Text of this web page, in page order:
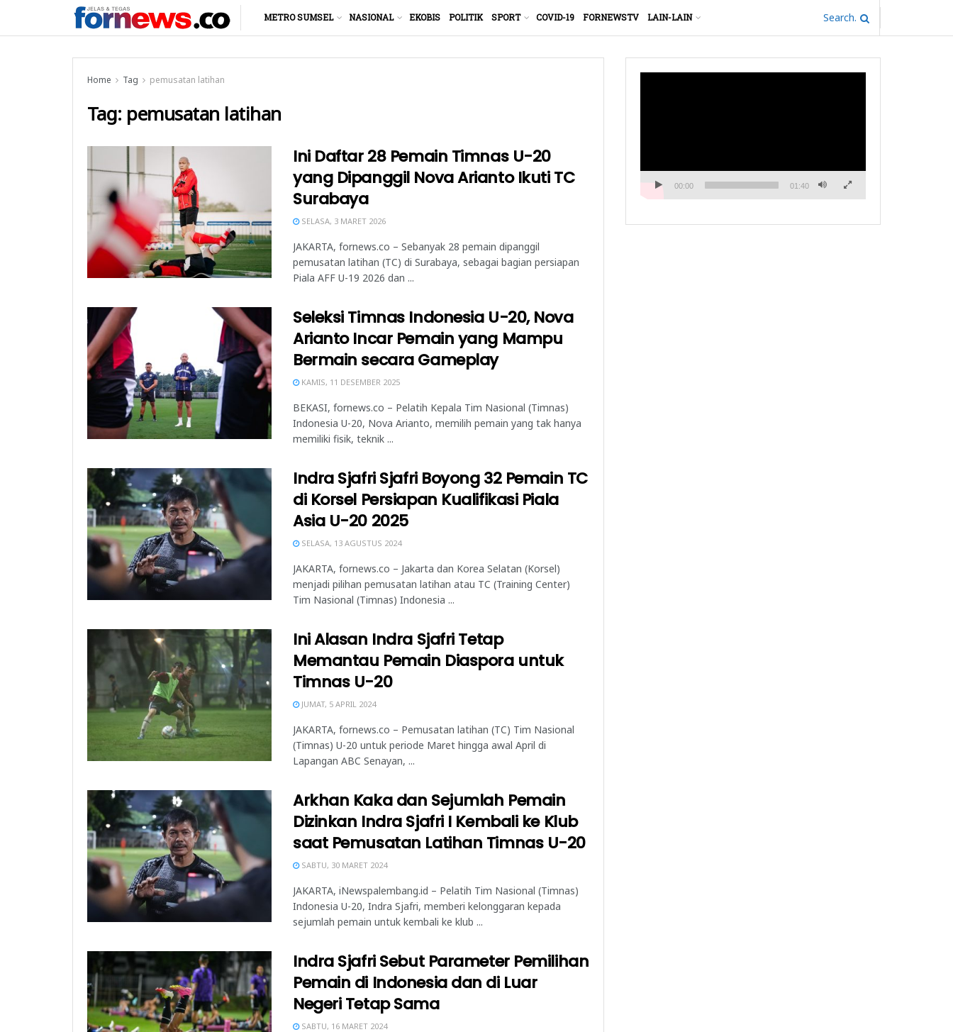
METRO SUMSEL NASIONAL EKOBIS POLITIK SPORT COVID-19 FORNEWSTV LAIN-LAIN
Home Tag pemusatan latihan
Tag: pemusatan latihan
Ini Daftar 28 Pemain Timnas U-20
yang Dipanggil Nova Arianto Ikuti TC
Surabaya
SELASA, 3 MARET 2026
JAKARTA, fornews.co – Sebanyak 28 pemain dipanggil
pemusatan latihan (TC) di Surabaya, sebagai bagian persiapan
Piala AFF U-19 2026 dan ...
Seleksi Timnas Indonesia U-20, Nova
Arianto Incar Pemain yang Mampu
Bermain secara Gameplay
KAMIS, 11 DESEMBER 2025
BEKASI, fornews.co – Pelatih Kepala Tim Nasional (Timnas)
Indonesia U-20, Nova Arianto, memilih pemain yang tak hanya
memiliki fisik, teknik ...
Indra Sjafri Sjafri Boyong 32 Pemain TC
di Korsel Persiapan Kualifikasi Piala
Asia U-20 2025
SELASA, 13 AGUSTUS 2024
JAKARTA, fornews.co – Jakarta dan Korea Selatan (Korsel)
menjadi pilihan pemusatan latihan atau TC (Training Center)
Tim Nasional (Timnas) Indonesia ...
Ini Alasan Indra Sjafri Tetap
Memantau Pemain Diaspora untuk
Timnas U-20
JUMAT, 5 APRIL 2024
JAKARTA, fornews.co – Pemusatan latihan (TC) Tim Nasional
(Timnas) U-20 untuk periode Maret hingga awal April di
Lapangan ABC Senayan, ...
Arkhan Kaka dan Sejumlah Pemain
Dizinkan Indra Sjafri I Kembali ke Klub
saat Pemusatan Latihan Timnas U-20
SABTU, 30 MARET 2024
JAKARTA, iNewspalembang.id – Pelatih Tim Nasional (Timnas)
Indonesia U-20, Indra Sjafri, memberi kelonggaran kepada
sejumlah pemain untuk kembali ke klub ...
Indra Sjafri Sebut Parameter Pemilihan
Pemain di Indonesia dan di Luar
Negeri Tetap Sama
SABTU, 16 MARET 2024
00:00 01:40